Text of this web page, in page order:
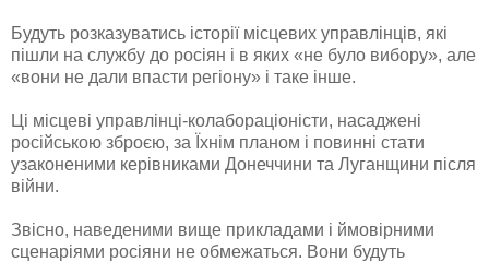
Будуть розказуватись історії місцевих управлінців, які
пішли на службу до росіян і в яких «не було вибору», але
«вони не дали впасти регіону» і таке інше.
Ці місцеві управлінці-колабораціоністи, насаджені
російською зброєю, за Їхнім планом і повинні стати
узаконеними керівниками Донеччини та Луганщини після
війни.
Звісно, наведеними вище прикладами і ймовірними
сценаріями росіяни не обмежаться. Вони будуть